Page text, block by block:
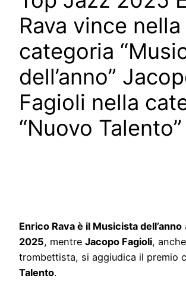
Rava vince nella
categoria
dell’anno”
Fagioli nella
“Nuovo Talento”
Enrico Rava è il Musicista dell’anno
2025, mentre Jacopo Fagioli,
trombettista, si aggiudica il premio
Talento.